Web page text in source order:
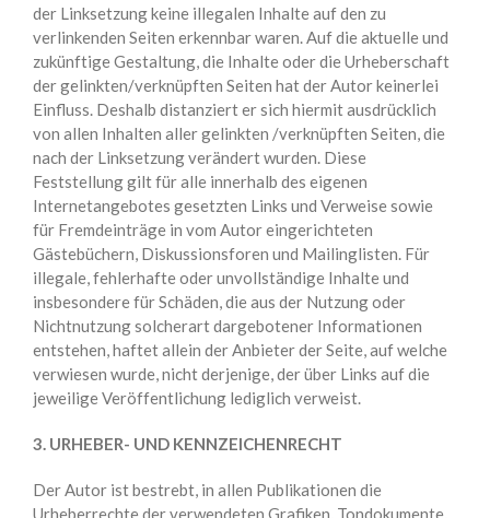
der Linksetzung keine illegalen Inhalte auf den zu
verlinkenden Seiten erkennbar waren. Auf die aktuelle und
zukünftige Gestaltung, die Inhalte oder die Urheberschaft
der gelinkten/verknüpften Seiten hat der Autor keinerlei
Einfluss. Deshalb distanziert er sich hiermit ausdrücklich
von allen Inhalten aller gelinkten /verknüpften Seiten, die
nach der Linksetzung verändert wurden. Diese
Feststellung gilt für alle innerhalb des eigenen
Internetangebotes gesetzten Links und Verweise sowie
für Fremdeinträge in vom Autor eingerichteten
Gästebüchern, Diskussionsforen und Mailinglisten. Für
illegale, fehlerhafte oder unvollständige Inhalte und
insbesondere für Schäden, die aus der Nutzung oder
Nichtnutzung solcherart dargebotener Informationen
entstehen, haftet allein der Anbieter der Seite, auf welche
verwiesen wurde, nicht derjenige, der über Links auf die
jeweilige Veröffentlichung lediglich verweist.
3. URHEBER- UND KENNZEICHENRECHT
Der Autor ist bestrebt, in allen Publikationen die
Urheberrechte der verwendeten Grafiken, Tondokumente,